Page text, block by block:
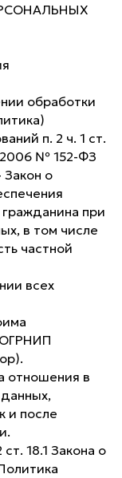
обработки
п. 2 ч. 1 ст.
№ 152-ФЗ
Закон о
при
в том числе
частной
всех
отношения в
и после
18.1 Закона о